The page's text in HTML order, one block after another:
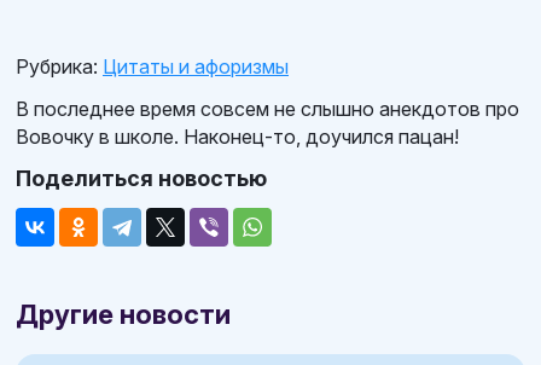
Рубрика: Цитаты и афоризмы
В последнее время совсем не слышно анекдотов про
Вовочку в школе. Наконец-то, доучился пацан!
Поделиться новостью
Другие новости